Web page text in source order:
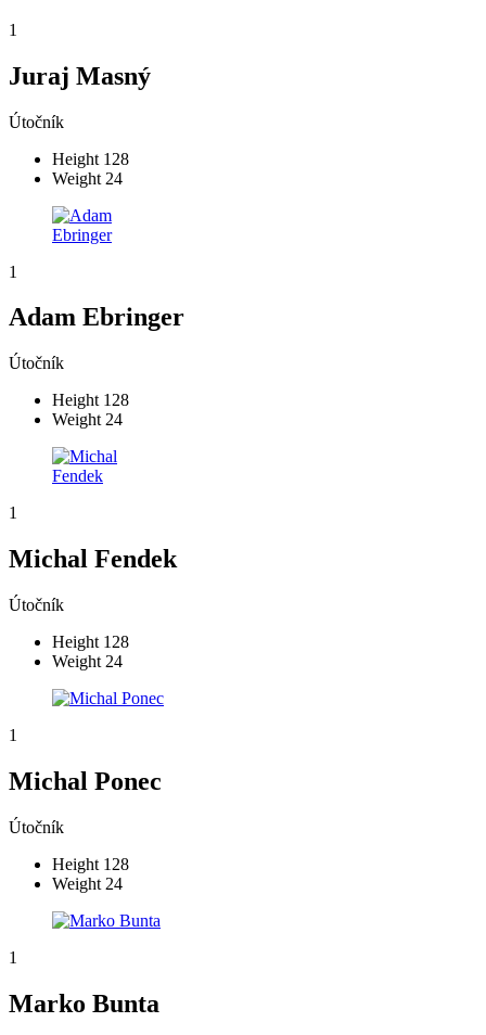
1
Juraj Masný
Útočník
Height 128
Weight 24
1
Adam Ebringer
Útočník
Height 128
Weight 24
1
Michal Fendek
Útočník
Height 128
Weight 24
1
Michal Ponec
Útočník
Height 128
Weight 24
1
Marko Bunta